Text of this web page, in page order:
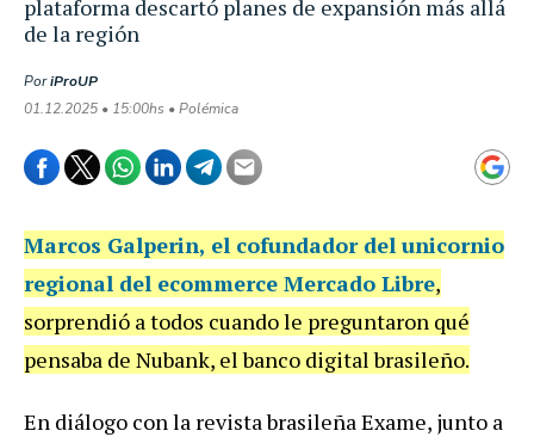
plataforma descartó planes de expansión más allá
de la región
PoriProUP
01.12.2025 • 15:00hs • Polémica
Marcos Galperin, el cofundador del unicornio
regional del ecommerce Mercado Libre,
sorprendió a todos cuando le preguntaron qué
pensaba de Nubank, el banco digital brasileño.
En diálogo con la revista brasileña Exame, junto a